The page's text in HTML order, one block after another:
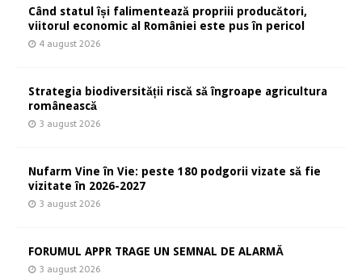
Când statul își falimentează propriii producători,
viitorul economic al României este pus în pericol
4 august 2026
Strategia biodiversității riscă să îngroape agricultura
românească
3 august 2026
Nufarm Vine în Vie: peste 180 podgorii vizate să fie
vizitate în 2026-2027
3 august 2026
FORUMUL APPR TRAGE UN SEMNAL DE ALARMĂ
3 august 2026